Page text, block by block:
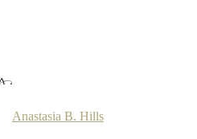
Anastasia B. Hills